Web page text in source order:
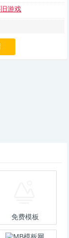
游戏
免费模板